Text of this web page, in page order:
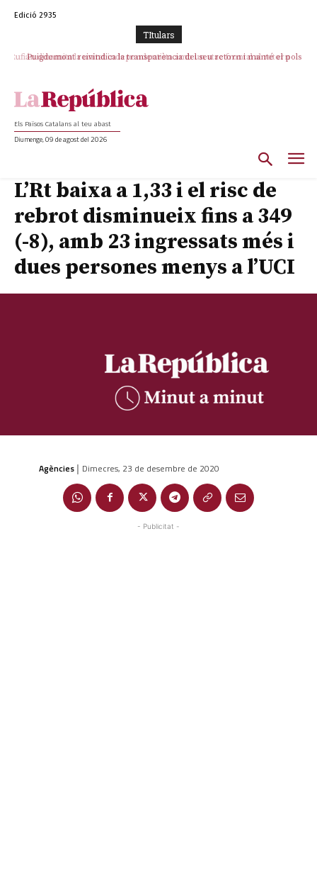
Edició 2935
TItulars
Rufián dinamita la unitat independentista amb un atac frontal al retorn
Puigdemont reivindica la transparència del seu retorn i manté el pols
Els Països Catalans al teu abast
Diumenge, 09 de agost del 2026
L’Rt baixa a 1,33 i el risc de
rebrot disminueix fins a 349
(-8), amb 23 ingressats més i
dues persones menys a l’UCI
Agències | Dimecres, 23 de desembre de 2020
- Publicitat -